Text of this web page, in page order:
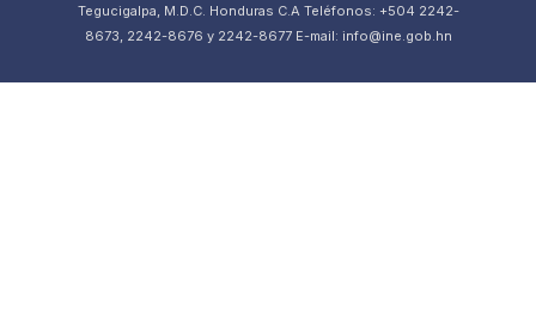
Tegucigalpa, M.D.C. Honduras C.A Teléfonos: +504 2242-
8673, 2242-8676 y 2242-8677 E-mail: info@ine.gob.hn